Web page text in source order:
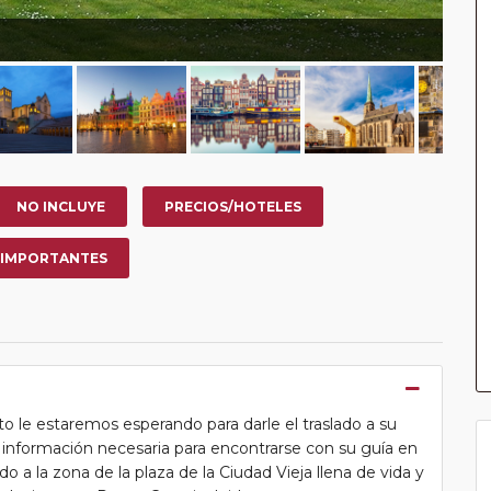
NO INCLUYE PRECIOS/HOTELES
le estaremos esperando para darle el traslado a su
necesaria para encontrarse con su guía en
a la zona de la plaza de la Ciudad Vieja llena de vida y